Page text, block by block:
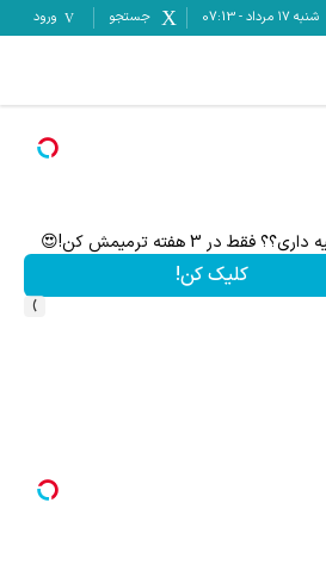
شنبه ۱۷ مرداد -
07:13 جستجو ورود
کنی
جشنواره ایمپلنت تهران خوش اومدید! | فقط ۲۵ میلیون !
رزرورایگان نوبت
›